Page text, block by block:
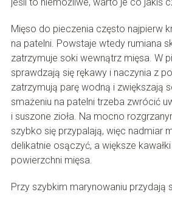
Mięso do pieczenia często najpierw
na patelni. Powstaje wtedy rumiana
zatrzymuje soki wewnątrz mięsa. W
sprawdzają się rękawy i naczynia z
zatrzymują parę wodną i zwiększają
smażeniu na patelni trzeba zwrócić
i suszone zioła. Na mocno
szybko się przypalają, więc nadmiar
delikatnie osączyć, a większe kawałki
powierzchni mięsa.
Przy szybkim marynowaniu przydają